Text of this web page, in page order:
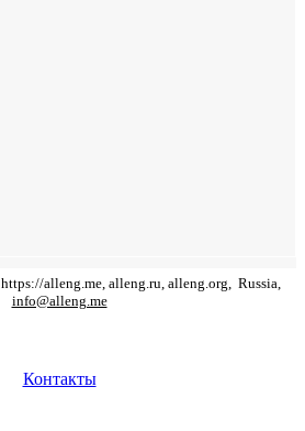
https://alleng.me, alleng.ru, alleng.org, Russia,
info@alleng.me
Контакты